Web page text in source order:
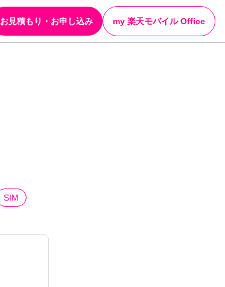
お見積もり・お申し込み my 楽天モバイル Office
SIM